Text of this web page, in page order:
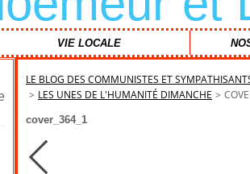
VIE LOCALE
LE BLOG DES COMMUNISTES ET
> LES UNES DE L'HUMANITÉ DIMANCHE >
cover_364_1